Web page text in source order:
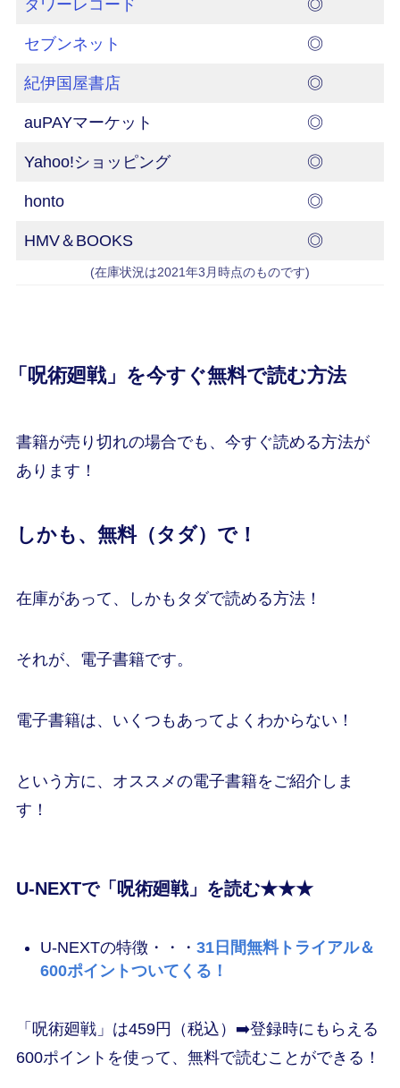
タワーレコード ◎
セブンネット ◎
紀伊国屋書店 ◎
auPAYマーケット ◎
Yahoo!ショッピング ◎
honto ◎
HMV＆BOOKS ◎
(在庫状況は2021年3月時点のものです)
「呪術廻戦」を今すぐ無料で読む方法
書籍が売り切れの場合でも、今すぐ読める方法が
あります！
しかも、無料（タダ）で！
在庫があって、しかもタダで読める方法！
それが、電子書籍です。
電子書籍は、いくつもあってよくわからない！
という方に、オススメの電子書籍をご紹介しま
す！
U-NEXTで「呪術廻戦」を読む★★★
U-NEXTの特徴・・・ 31日間無料トライアル＆
600ポイントついてくる！
「呪術廻戦」は459円（税込）➡️登録時にもらえる
600ポイントを使って、無料で読むことができる！